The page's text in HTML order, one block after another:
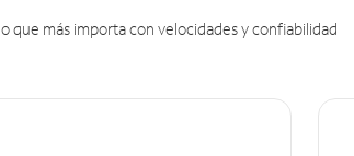
más importa con velocidades y confiabilidad